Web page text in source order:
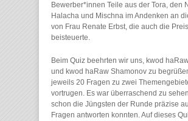
Bewerber*innen Teile aus der Tora, den
Halacha und Mischna im Andenken an
von Frau Renate Erbst, die auch die
beisteuerte.
Beim Quiz beehrten wir uns, kwod
und kwod haRaw Shamonov zu
jeweils 20 Fragen zu zwei
vortrugen. Es war überraschend zu
schon die Jüngsten der Runde präzise
Fragen antworten konnten. Auf dieses